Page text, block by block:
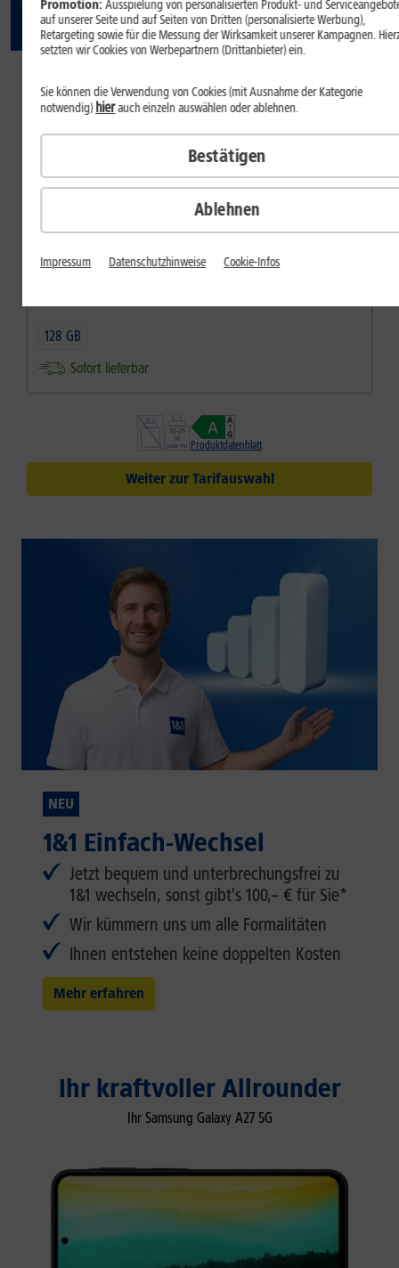
22,
99
€/Monat
dauerhaft
Inkl.1&1 Kids
Welche Farbe gefällt Ihnen?
128 GB
Sofort lieferbar
Produktdatenblatt
Weiter zur Tarifauswahl
NEU
1&1 Einfach-Wechsel
Jetzt bequem und unterbrechungsfrei zu
1&1 wechseln, sonst gibt's 100,– € für Sie*
Wir kümmern uns um alle Formalitäten
Ihnen entstehen keine doppelten Kosten
Mehr erfahren
Ihr kraftvoller Allrounder
Ihr Samsung Galaxy A27 5G
Promotion:Ausspielung von personalisierten Produkt- und
auf unserer Seite und auf Seiten von Dritten (personalisierte Werbung),
Retargeting sowie für die Messung der Wirksamkeit unserer Kampagnen.
setzten wir Cookies von Werbepartnern (Drittanbieter) ein.
Ablehnen
Sie können die Verwendung von Cookies (mit Ausnahme der Kategorie
notwendig)hierauch einzeln auswählen oder ablehnen.
Bestätigen
Impressum Datenschutzhinweise Cookie-Infos